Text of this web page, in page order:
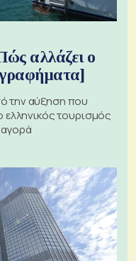
αλλάζει ο
την αύξηση που
ελληνικός τουρισμός